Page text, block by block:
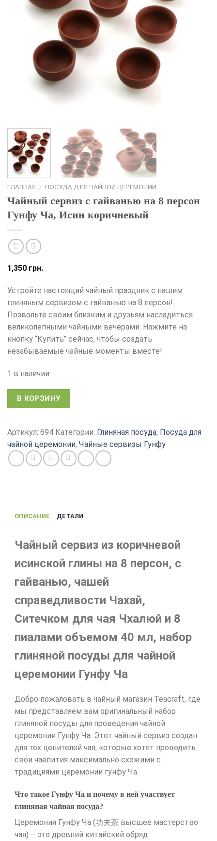
ГЛАВНАЯ / ПОСУДА ДЛЯ ЧАЙНОЙ ЦЕРЕМОНИИ
Чайный сервиз с гайванью на 8 персон
Гунфу Ча, Исин коричневый
1,350 грн.
Устройте настоящий чайный праздник с нашим
глиняным сервизом с гайванью на 8 персон!
Позвольте своим близким и друзьям насладиться
великолепными чайными вечерами. Нажмите на
кнопку “Купить” сейчас, чтобы создать
незабываемые чайные моменты вместе!
1 в наличии
В КОРЗИНУ
Артикул: 694 Категории: Глиняная посуда, Посуда для
чайной церемонии, Чайные сервизы Гунфу
ОПИСАНИЕ ДЕТАЛИ
Чайный сервиз из коричневой
исинской глины на 8 персон, с
гайванью, чашей
справедливости Чахай,
Ситечком для чая Чхалюй и 8
пиалами объемом 40 мл, набор
глиняной посуды для чайной
церемонии Гунфу Ча
Добро пожаловать в чайный магазин Teacraft, где
мы представляем вам оригинальный набор
глиняной посуды для проведения чайной
церемонии Гунфу Ча. Этот чайный сервиз создан
для тех ценителей чая, которые хотят проводить
свои чаепития максимально схожими с
традициями церемонии гунфу Ча.
Что такое Гунфу Ча и почему в ней участвует
глиняная чайная посуда?
Церемония Гунфу Ча (功夫茶 высшее мастерство
чая) – это древний китайский обряд